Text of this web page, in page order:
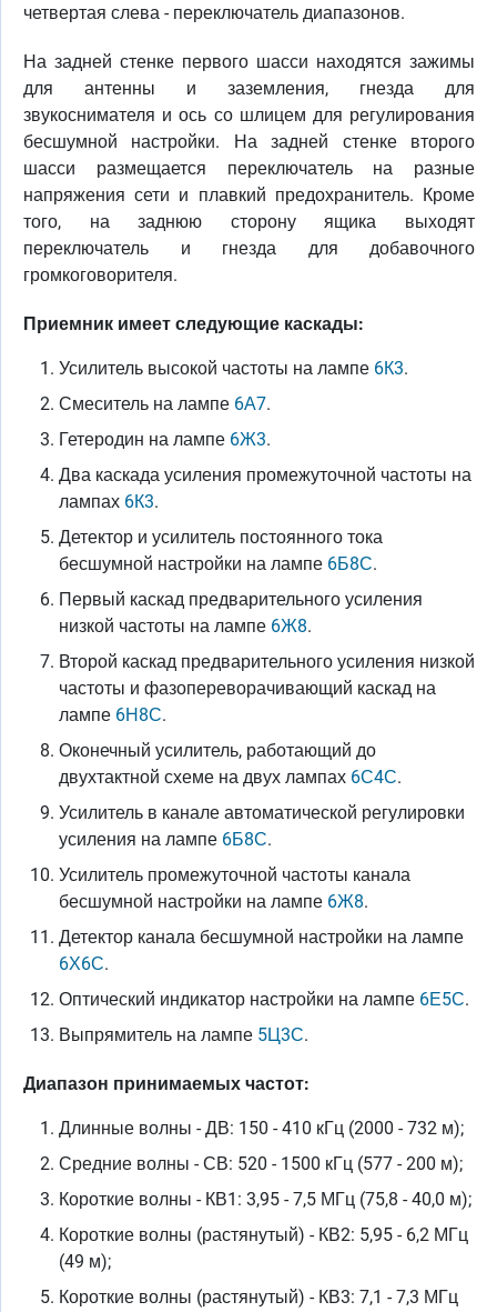
четвертая слева - переключатель диапазонов.
На задней стенке первого шасси находятся зажимы
для антенны и заземления, гнезда для
звукоснимателя и ось со шлицем для регулирования
бесшумной настройки. На задней стенке второго
шасси размещается переключатель на разные
напряжения сети и плавкий предохранитель. Кроме
того, на заднюю сторону ящика выходят
переключатель и гнезда для добавочного
громкоговорителя.
Приемник имеет следующие каскады:
Усилитель высокой частоты на лампе 6К3.
Смеситель на лампе 6А7.
Гетеродин на лампе 6Ж3.
Два каскада усиления промежуточной частоты на
лампах 6К3.
Детектор и усилитель постоянного тока
бесшумной настройки на лампе 6Б8С.
Первый каскад предварительного усиления
низкой частоты на лампе 6Ж8.
Второй каскад предварительного усиления низкой
частоты и фазопереворачивающий каскад на
лампе 6Н8С.
Оконечный усилитель, работающий до
двухтактной схеме на двух лампах 6С4С.
Усилитель в канале автоматической регулировки
усиления на лампе 6Б8С.
Усилитель промежуточной частоты канала
бесшумной настройки на лампе 6Ж8.
Детектор канала бесшумной настройки на лампе
6Х6С.
Оптический индикатор настройки на лампе 6Е5С.
Выпрямитель на лампе 5Ц3С.
Диапазон принимаемых частот:
Длинные волны - ДВ: 150 - 410 кГц (2000 - 732 м);
Средние волны - СВ: 520 - 1500 кГц (577 - 200 м);
Короткие волны - КВ1: 3,95 - 7,5 МГц (75,8 - 40,0 м);
Короткие волны (растянутый) - КВ2: 5,95 - 6,2 МГц
(49 м);
Короткие волны (растянутый) - КВ3: 7,1 - 7,3 МГц